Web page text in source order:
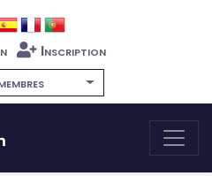
Inscription